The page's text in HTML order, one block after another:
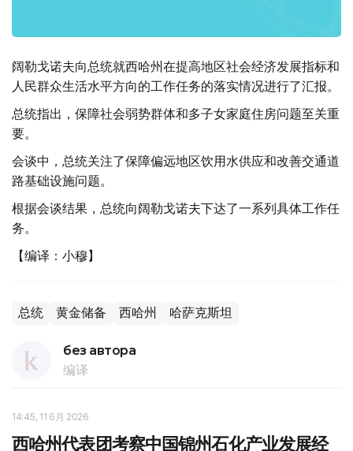
阔勒戈诺夫向总统就西哈州在提高地区社会经济发展指标和
人民群众生活水平方向的工作任务的落实情况进行了汇报。
总统指出，保障社会弱势群体和多子女家庭住房问题至关重
要。
会谈中，总统关注了保障偏远地区饮用水供应和改善交通道
路基础设施问题。
根据会谈结果，总统向阔勒戈诺夫下达了一系列具体工作任
务。
【编译：小穆】
总统 黄金储备 西哈州 哈萨克斯坦
без автора
编译
14:45, 11 6月 2026
西哈州代表团考察中国锦州石化产业发展经